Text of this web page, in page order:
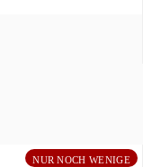
NUR NOCH WENIGE